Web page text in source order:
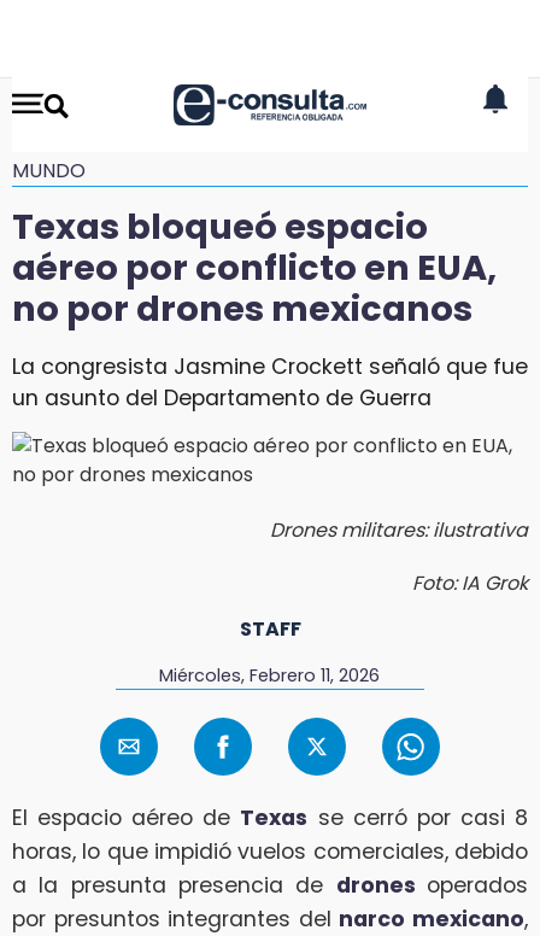
MUNDO
Texas bloqueó espacio
aéreo por conflicto en EUA,
no por drones mexicanos
La congresista Jasmine Crockett señaló que fue
un asunto del Departamento de Guerra
Drones militares: ilustrativa
Foto: IA Grok
STAFF
Miércoles, Febrero 11, 2026
El espacio aéreo de Texas se cerró por casi 8
horas, lo que impidió vuelos comerciales, debido
a la presunta presencia de drones operados
por presuntos integrantes del narco mexicano,